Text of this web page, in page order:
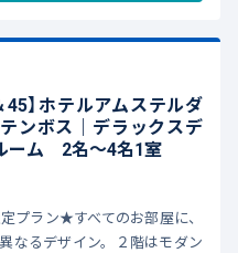
45】ホテルアムステルダ
ンボス｜デラックスデ
ーム 2名～4名1室
プラン★すべてのお部屋に、
なるデザイン。２階はモダン